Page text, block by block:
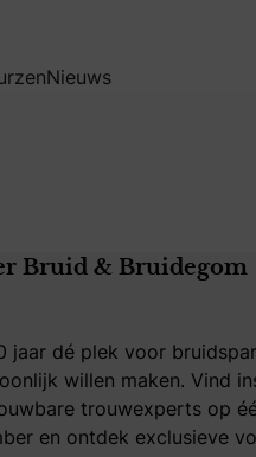
Nieuws
Bruid & Bruidegom
jaar dé plek voor
willen maken. Vind
trouwexperts op
en ontdek exclusieve